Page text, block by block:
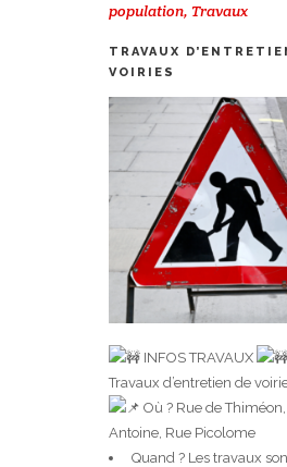
population, Travaux
TRAVAUX
VOIRIES
INFOS TRAVAUX
Travaux d’entretien de
Où ? Rue de
Antoine, Rue Picolome
Quand ? Les travaux